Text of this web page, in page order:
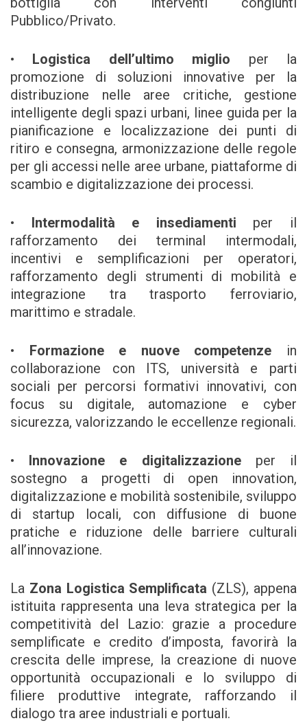
Pubblico/Privato.
• Logistica dell’ultimo miglio per la
promozione di soluzioni innovative per la
distribuzione nelle aree critiche, gestione
intelligente degli spazi urbani, linee guida per la
pianificazione e localizzazione dei punti di
ritiro e consegna, armonizzazione delle regole
per gli accessi nelle aree urbane, piattaforme di
scambio e digitalizzazione dei processi.
• Intermodalità e insediamenti per il
rafforzamento dei terminal intermodali,
incentivi e semplificazioni per operatori,
rafforzamento degli strumenti di mobilità e
integrazione tra trasporto ferroviario,
marittimo e stradale.
• Formazione e nuove competenze in
collaborazione con ITS, università e parti
sociali per percorsi formativi innovativi, con
focus su digitale, automazione e cyber
sicurezza, valorizzando le eccellenze regionali.
• Innovazione e digitalizzazioneper il
sostegno a progetti di open innovation,
digitalizzazione e mobilità sostenibile, sviluppo
di startup locali, con diffusione di buone
pratiche e riduzione delle barriere culturali
all’innovazione.
La Zona Logistica Semplificata (ZLS), appena
istituita rappresenta una leva strategica per la
competitività del Lazio: grazie a procedure
semplificate e credito d’imposta, favorirà la
crescita delle imprese, la creazione di nuove
opportunità occupazionali e lo sviluppo di
filiere produttive integrate, rafforzando il
dialogo tra aree industriali e portuali.